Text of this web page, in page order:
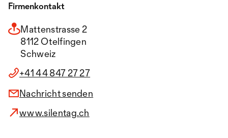
Firmenkontakt
Mattenstrasse 2
8112 Otelfingen
Schweiz
+41 44 847 27 27
Nachricht senden
www.silentag.ch